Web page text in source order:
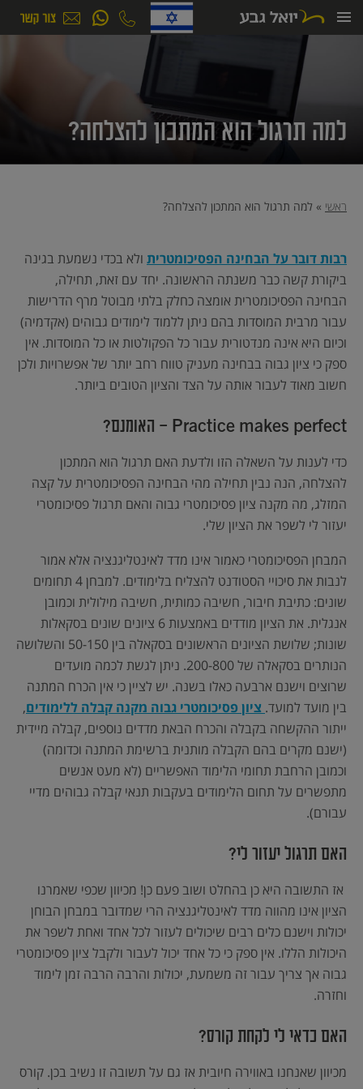
לתוכן
למה תרגול הוא המתכון להצלחה?
ראשי » למה תרגול הוא המתכון להצלחה?
רבות דובר על הבחינה הפסיכומטרית ולא בכדי נשמעת בגינה
ביקורת קשה כבר משנתה הראשונה. יחד עם זאת, תחילה,
הבחינה הפסיכומטרית אומצה כחלק בלתי מבוטל מרף הדרישות
עבור מרבית המוסדות בהם ניתן ללמוד לימודים גבוהים (אקדמיה)
וכיום היא אינה מנדטורית עבור כל הפקולטות או כל המוסדות. אין
ספק כי ציון גבוה בבחינה מעניק טווח רחב יותר של אפשרויות ולכן
חשוב מאוד לעבור אותה על הצד והציון הטובים ביותר.
Practice makes perfect – האומנם?
כדי לענות על השאלה הזו ולדעת האם תרגול הוא המתכון
להצלחה, הנה נבין תחילה מהי הבחינה הפסיכומטרית על קצה
המזלג, מה מקנה ציון פסיכומטרי גבוה והאם תרגול פסיכומטרי
יעזור לי לשפר את הציון שלי.
המבחן הפסיכומטרי כאמור אינו מדד לאינטליגנציה אלא אמור
לנבות את סיכויי הסטודנט להצליח בלימודים. למבחן 4 תחומים
שונים: כתיבת חיבור, חשיבה כמותית, חשיבה מילולית וכמובן
אנגלית. את הציון מודדים באמצעות 6 ציונים שונים בסקאלות
שונות; שלושת הציונים הראשונים בסקאלה בין 50-150 והשלושה
הנותרים בסקאלה של 200-800. ניתן לגשת לכמה מועדים
שרוצים וישנם ארבעה כאלו בשנה. יש לציין כי אין הכרח המתנה
בין מועד למועד. ציון פסיכומטרי גבוה מקנה קבלה ללימודים,
ייתור ההקשחה בקבלה והכרח הבאת מדדים נוספים, קבלה מיידית
(ישנם מקרים בהם הקבלה מותנית ברשימת המתנה וכדומה)
וכמובן הרחבת תחומי הלימוד האפשריים (לא מעט אנשים
מתפשרים על תחום הלימודים בעקבות תנאי קבלה גבוהים מדיי
עבורם).
האם תרגול יעזור לי?
אז התשובה היא כן בהחלט ושוב פעם כן! מכיוון שכפי שאמרנו
הציון אינו מהווה מדד לאינטליגנציה הרי שמדובר במבחן הבוחן
יכולות וישנם כלים רבים שיכולים לעזור לכל אחד ואחת לשפר את
היכולות הללו. אין ספק כי כל אחד יכול לעבור ולקבל ציון פסיכומטרי
גבוה אך צריך עבור זה משמעת, יכולות והרבה הרבה זמן לימוד
וחזרה.
האם כדאי לי לקחת קורס?
מכיוון שאנחנו באווירה חיובית אז גם על תשובה זו נשיב בכן. קורס